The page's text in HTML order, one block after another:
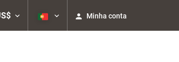
Minha conta